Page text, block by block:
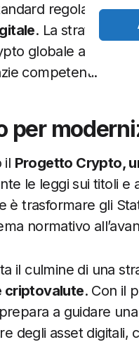
regolatori
. La strategia
globale
competenti.
per
il Progetto Crypto,
le leggi sui titoli e
è trasformare gli
normativo
il culmine di una
criptovalute. Con il
a guidare
degli asset